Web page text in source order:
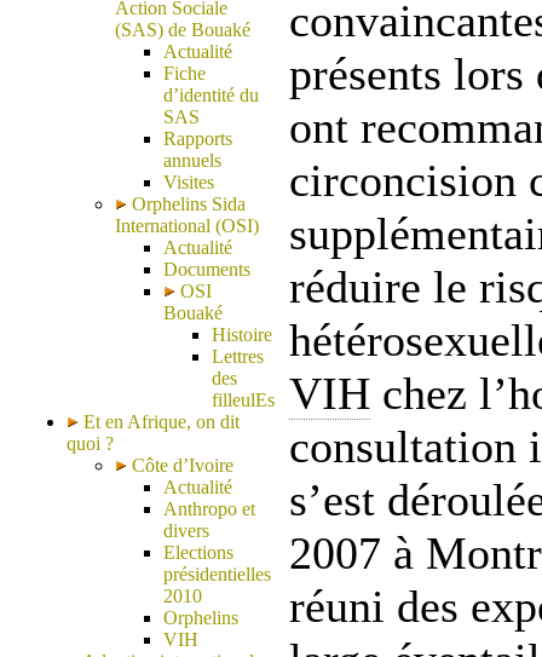
Action Sociale
(SAS) de Bouaké
Actualité
Fiche
d’identité du
SAS
Rapports
annuels
Visites
Orphelins Sida
International (OSI)
Actualité
Documents
OSI
Bouaké
Histoire
Lettres
des
filleulEs
Et en Afrique, on dit
quoi ?
Côte d’Ivoire
Actualité
Anthropo et
divers
Elections
présidentielles
2010
Orphelins
VIH
présents
ont
circoncision
réduire le
VIH chez
consultation
s’est
2007 à
réuni des